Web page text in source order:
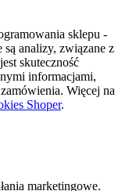
sklepu -
analizy, związane z
skuteczność
informacjami,
Więcej na
Shoper.
marketingowe.